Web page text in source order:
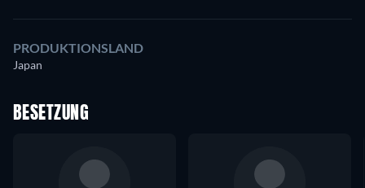
PRODUKTIONSLAND
Japan
BESETZUNG